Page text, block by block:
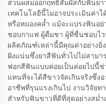
ส่วนผสมออกฤทธิ์สัมผัสกับฟันย
เทคโนโลยีนี้ไม่อาจประเมินค่า
หรือหมองคล้ำ แม้จะแปรงฟันอ
ชอบกาแฟ ผู้ดื่มชา ผู้ที่ชื่นชอบไ
ผลิตภัณฑ์เหล่านี้มีคุณค่าอย่างยิ่
ฝังแน่นซึ่งยาสีฟันทั่วไปไม่สามา
ฟอกสีฟันแบบค่อยเป็นค่อยไปนี้
แทนที่จะได้สีขาวจัดเกินจริงซึ่ง
อาชีพที่รุนแรงเกินไป งานวิจัย
สำหรับฟันขาวที่ดีที่สุดอย่างสม่